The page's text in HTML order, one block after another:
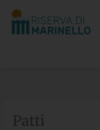
contenuto
Patti